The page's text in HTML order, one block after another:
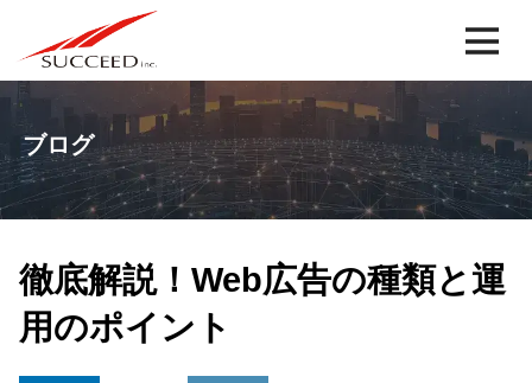
ブログ
徹底解説！Web広告の種類と運
用のポイント